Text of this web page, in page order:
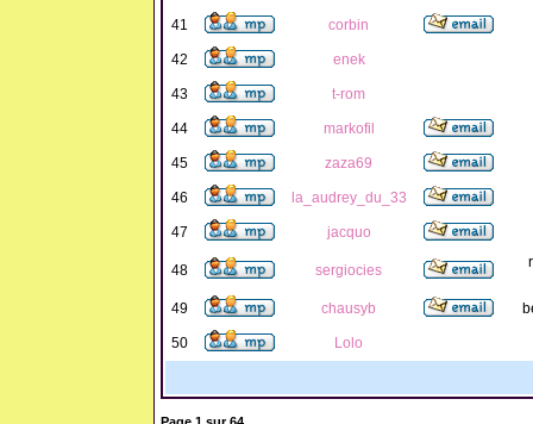
41 corbin
42 enek
43 t-rom
44 markofil
45 zaza69
46 la_audrey_du_33
47 jacquo
48 sergiocies
49 chausyb
50 Lolo